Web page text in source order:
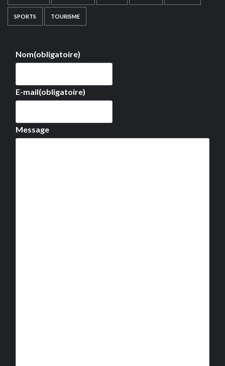
SPORTS TOURISME
Nom(obligatoire)
E-mail(obligatoire)
Message